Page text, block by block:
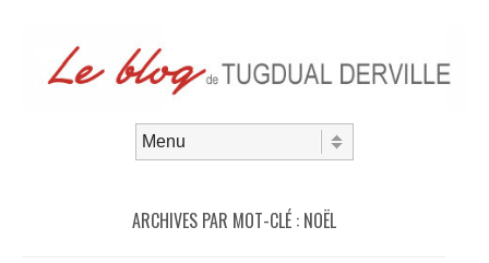
ARCHIVES PAR MOT-CLÉ : NOËL